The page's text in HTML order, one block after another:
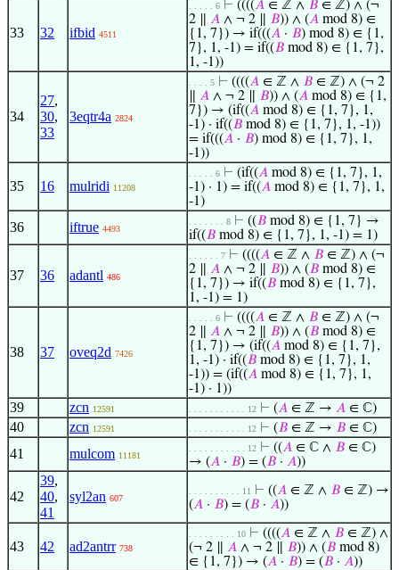
33 32 ifbid 4511
. . . . . 6 ⊢ ((((𝐴 ∈ ℤ ∧ 𝐵 ∈ ℤ) ∧ (¬
2 ∥ 𝐴 ∧ ¬ 2 ∥ 𝐵)) ∧ (𝐴 mod 8) ∈
{1, 7}) → if(((𝐴 · 𝐵) mod 8) ∈ {1,
7}, 1, -1) = if((𝐵 mod 8) ∈ {1, 7},
1, -1))
34
27,
30,
33
3eqtr4a 2824
. . . . 5 ⊢ ((((𝐴 ∈ ℤ ∧ 𝐵 ∈ ℤ) ∧ (¬ 2
𝐴 ∧ ¬ 2 ∥ 𝐵)) ∧ (𝐴 mod 8) ∈ {1,
7}) → (if((𝐴 mod 8) ∈ {1, 7}, 1,
-1) · if((𝐵 mod 8) ∈ {1, 7}, 1, -1))
= if(((𝐴 · 𝐵) mod 8) ∈ {1, 7}, 1,
-1))
35 16 mulridi 11208
. . . . . 6 ⊢ (if((𝐴 mod 8) ∈ {1, 7}, 1,
-1) · 1) = if((𝐴 mod 8) ∈ {1, 7}, 1,
-1)
36 iftrue 4493
. . . . . . . 8 ⊢ ((𝐵 mod 8) ∈ {1, 7} →
if((𝐵 mod 8) ∈ {1, 7}, 1, -1) = 1)
37 36 adantl 486
. . . . . . 7 ⊢ ((((𝐴 ∈ ℤ ∧ 𝐵 ∈ ℤ) ∧ (¬
2 ∥ 𝐴 ∧ ¬ 2 ∥ 𝐵)) ∧ (𝐵 mod 8) ∈
{1, 7}) → if((𝐵 mod 8) ∈ {1, 7},
1, -1) = 1)
38 37 oveq2d 7426
. . . . . 6 ⊢ ((((𝐴 ∈ ℤ ∧ 𝐵 ∈ ℤ) ∧ (¬
2 ∥ 𝐴 ∧ ¬ 2 ∥ 𝐵)) ∧ (𝐵 mod 8) ∈
{1, 7}) → (if((𝐴 mod 8) ∈ {1, 7},
1, -1) · if((𝐵 mod 8) ∈ {1, 7}, 1,
-1)) = (if((𝐴 mod 8) ∈ {1, 7}, 1,
-1) · 1))
39 zcn 12591 . . . . . . . . . . . 12 ⊢ (𝐴 ∈ ℤ → 𝐴 ∈ ℂ)
40 zcn 12591 . . . . . . . . . . . 12 ⊢ (𝐵 ∈ ℤ → 𝐵 ∈ ℂ)
41 mulcom 11181
. . . . . . . . . . . 12 ⊢ ((𝐴 ∈ ℂ ∧ 𝐵 ∈ ℂ)
→ (𝐴 · 𝐵) = (𝐵 · 𝐴))
42
39,
40,
41
syl2an 607
. . . . . . . . . . 11 ⊢ ((𝐴 ∈ ℤ ∧ 𝐵 ∈ ℤ) →
(𝐴 · 𝐵) = (𝐵 · 𝐴))
43 42 ad2antrr 738
. . . . . . . . . 10 ⊢ ((((𝐴 ∈ ℤ ∧ 𝐵 ∈ ℤ) ∧
(¬ 2 ∥ 𝐴 ∧ ¬ 2 ∥ 𝐵)) ∧ (𝐵 mod 8)
∈ {1, 7}) → (𝐴 · 𝐵) = (𝐵 · 𝐴))